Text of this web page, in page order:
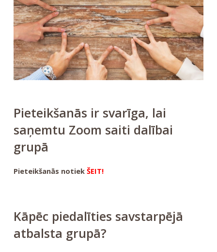
Pieteikšanās ir svarīga, lai
saņemtu Zoom saiti dalībai
grupā
Pieteikšanās notiek ŠEIT!
Kāpēc piedalīties savstarpējā
atbalsta grupā?